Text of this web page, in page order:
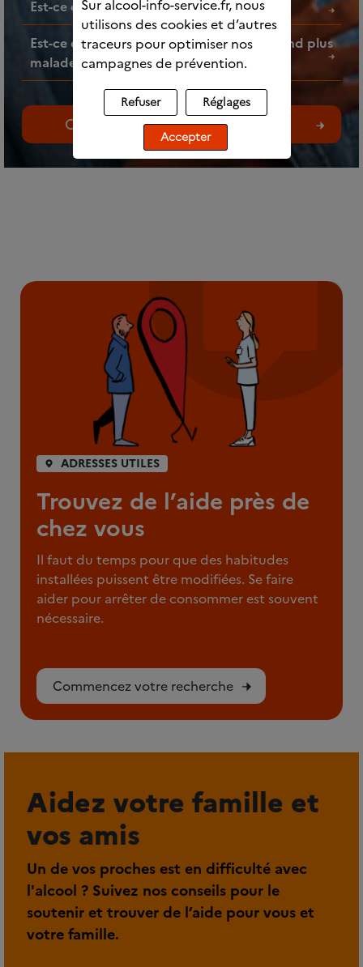
Est-ce que l’alcool fait grossir ?
Est-ce que faire des mélanges d’alcools rend plus
malade ?
Consultez toutes les questions
ADRESSES UTILES
Trouvez de l’aide près de
chez vous
Il faut du temps pour que des habitudes
installées puissent être modifiées. Se faire
aider pour arrêter de consommer est souvent
nécessaire.
Commencez votre recherche
Aidez votre famille et
vos amis
Un de vos proches est en difficulté avec
l'alcool ? Suivez nos conseils pour le
soutenir et trouver de l’aide pour vous et
votre famille.
Sur alcool-info-service.fr, nous
utilisons des cookies et d’autres
traceurs pour optimiser nos
campagnes de prévention.
Refuser Réglages
Accepter